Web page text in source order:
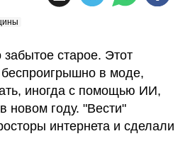
старое. Этот
беспроигрышно в моде,
иногда с помощью ИИ,
новом году. "Вести"
интернета и сделали